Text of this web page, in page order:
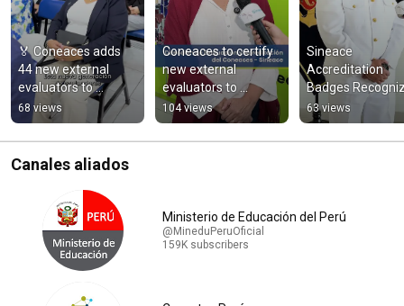
🏅 Coneaces adds
44 new external
evaluators to
strengthen
accreditation
processes
68 views
Coneaces to certify
new external
evaluators to
strengthen
educational quality
104 views
Sineace
Accreditation
Badges
the Quality of the
CITEN Technical
Nursing Program
63 views
Canales aliados
Ministerio de Educación del Perú
@MineduPeruOficial
159K subscribers